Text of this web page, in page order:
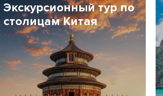
Экскурсионный тур по
столицам Китая